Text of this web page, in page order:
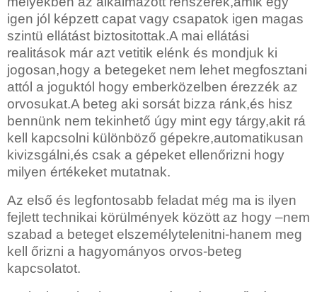
igen jól képzett capat vagy csapatok igen magas
szintü ellátást biztositottak.A mai ellátási
realitások már azt vetitik elénk és mondjuk ki
jogosan,hogy a betegeket nem lehet megfosztani
attól a joguktól hogy emberközelben érezzék az
orvosukat.A beteg aki sorsát bizza ránk,és hisz
bennünk nem tekinhető úgy mint egy tárgy,akit rá
kell kapcsolni különböző gépekre,automatikusan
kivizsgálni,és csak a gépeket ellenőrizni hogy
milyen értékeket mutatnak.
Az első és legfontosabb feladat még ma is ilyen
fejlett technikai körülmények között az hogy –nem
szabad a beteget elszemélytelenitni-hanem meg
kell őrizni a hagyományos orvos-beteg
kapcsolatot.